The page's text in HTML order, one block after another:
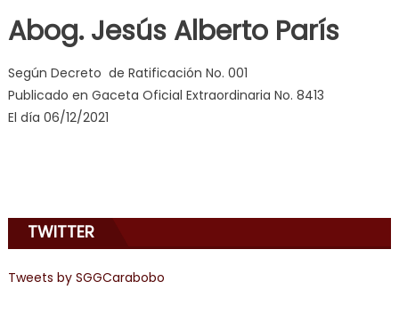
de
doido,
sinful
angel
anal
sex,
Abog. Jesús Alberto París
Según Decreto de Ratificación No. 001
Publicado en Gaceta Oficial Extraordinaria No. 8413
El día 06/12/2021
TWITTER
Tweets by SGGCarabobo